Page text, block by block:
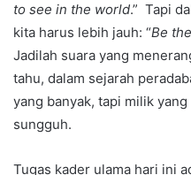
to see in the world.” Tapi
kita harus lebih jauh: “Be
Jadilah suara yang
tahu, dalam sejarah
yang banyak, tapi milik
sungguh.
Tugas kader ulama hari ini